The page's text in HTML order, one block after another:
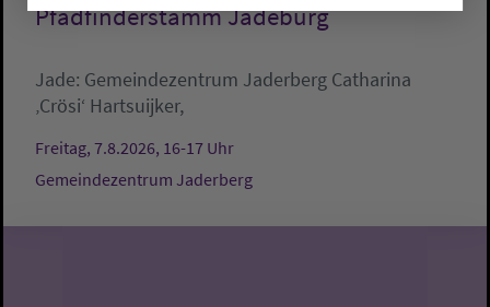
Pfadfinderstamm Jadeburg
Jade: Gemeindezentrum Jaderberg Catharina
‚Crösi‘ Hartsuijker,
Freitag, 7.8.2026, 16-17 Uhr
Gemeindezentrum Jaderberg